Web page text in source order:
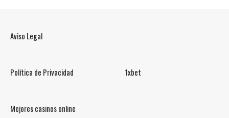
Aviso Legal
Política de Privacidad 1xbet
Mejores casinos online